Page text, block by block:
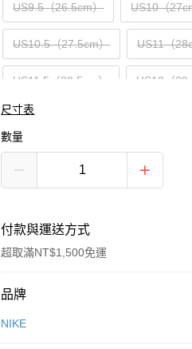
US9.5（26.5cm） US10（
US10.5（27.5cm） US11（
US11.5（28.5cm） US12（
尺寸表
數量
付款與運送方式
超取滿NT$1,500免運
付款方式
信用卡一次付款
品牌
NIKE